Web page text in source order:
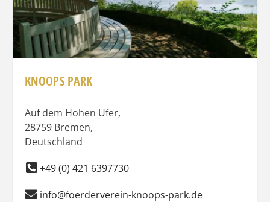
KNOOPS PARK
Auf dem Hohen Ufer,
28759 Bremen,
Deutschland
+49 (0) 421 6397730
info@foerderverein-knoops-park.de